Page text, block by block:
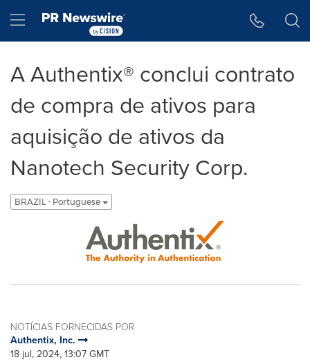
Hamburger menu
A Authentix® conclui contrato
de compra de ativos para
aquisição de ativos da
Nanotech Security Corp.
BRAZIL - Portuguese
NOTÍCIAS FORNECIDAS POR
Authentix, Inc.
18 jul, 2024, 13:07 GMT